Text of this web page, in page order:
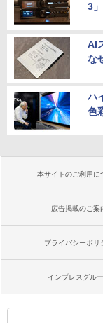
3
AI
な
ハ
色
本サイトのご利用に
広告掲載のご案
プライバシーポリ
インプレスグル